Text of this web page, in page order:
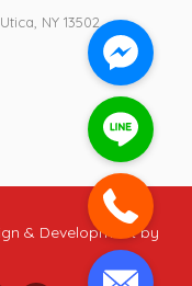
NY 13502
& Development by